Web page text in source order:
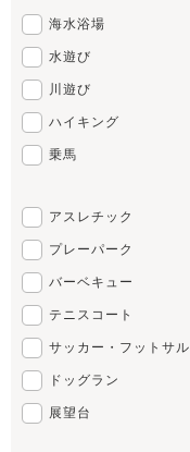
海水浴場
水遊び
川遊び
ハイキング
乗馬
アスレチック
プレーパーク
バーベキュー
テニスコート
サッカー・フットサル
ドッグラン
展望台